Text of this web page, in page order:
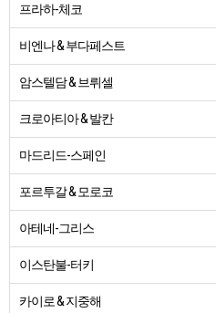
프라하-체코
비엔나 & 부다페스트
암스텔담 & 브뤼셀
크로아티아 & 발칸
마드리드-스페인
포르투갈 & 모로코
아테네-그리스
이스탄불-터키
카이로 & 지중해